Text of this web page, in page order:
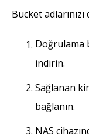
Bucket
Doğrulama
indirin.
Sağlanan
bağlanın.
NAS